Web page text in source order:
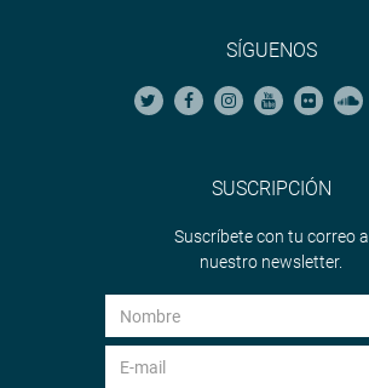
SÍGUENOS
SUSCRIPCIÓN
Suscríbete con tu correo a
nuestro newsletter.